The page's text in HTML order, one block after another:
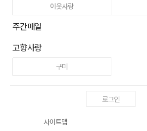
이웃사랑
주간매일
고향사랑
구미
로그인
사이트맵